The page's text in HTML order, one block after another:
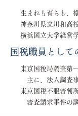
生まれも育ちも、
神奈川県立川和高
横浜国立大学経営
国税職員として
東京国税局調査第
主に、法人調査
東京国税不服審判
審査請求事件の